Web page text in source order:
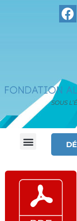
SOUS